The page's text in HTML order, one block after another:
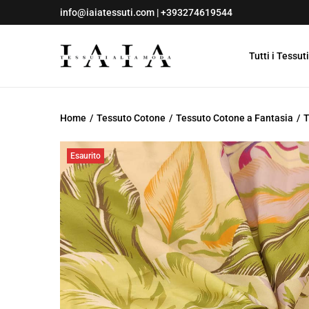
info@iaiatessuti.com |+393274619544
S
t
a
l
l
a
n
a
v
i
S
t
a
l
c
o
n
t
e
n
Tutti i Tessuti
Home / Tessuto Cotone / Tessuto Cotone a Fantasia /
Esaurito